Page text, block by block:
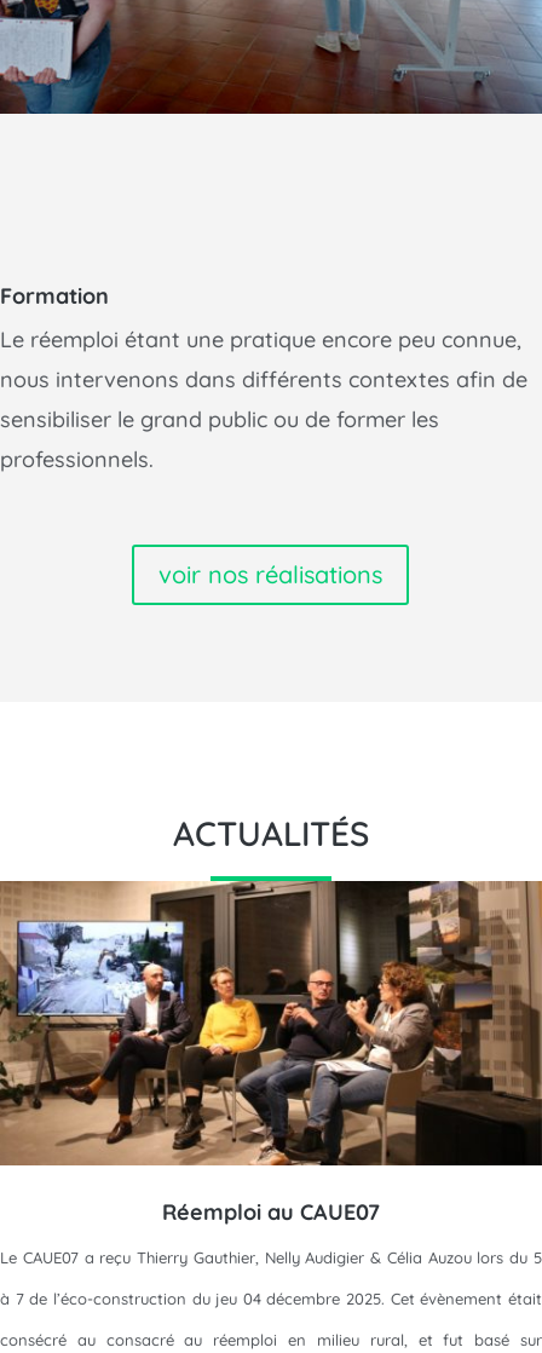
Formation
Le réemploi étant une pratique encore peu connue,
nous intervenons dans différents contextes afin de
sensibiliser le grand public ou de former les
professionnels.
voir nos réalisations
ACTUALITÉS
Réemploi au CAUE07
Le CAUE07 a reçu Thierry Gauthier, Nelly Audigier & Célia Auzou lors du 5
à 7 de l’éco-construction du jeu 04 décembre 2025. Cet évènement était
consécré au consacré au réemploi en milieu rural, et fut basé sur